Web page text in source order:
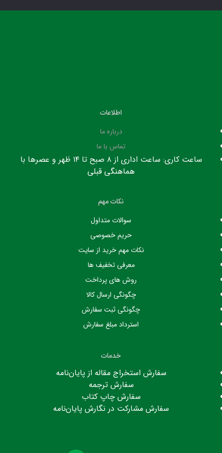
اطلاعات
درباره ما
تماس با ما
ساعت کاری: ساعت اداری از ۸ صبح تا ۱۴ ظهر و عصرها با
هماهنگی قبلی
نکات مهم
سوالات متداول
حریم خصوصی
نکات مهم خرید از سایت
معرفی تخفیف ها
روش های پرداخت
چگونگی ارسال کالا
چگونگی ثبت سفارش
استرداد مبلغ سفارش
خدمات
سفارش استخراج مقاله از پایان‌نامه
سفارش ترجمه
سفارش چاپ کتاب
سفارش مشارکت در نگارش پایان‌نامه